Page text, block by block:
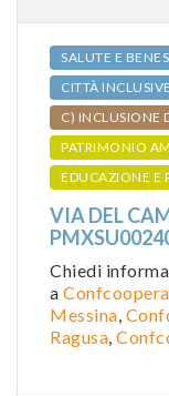
SALUTE E
CITTÀ
C) INCLUSIONE
PATRIMONIO
EDUCAZIONE E
VIA DEL
Chiedi
a
Messina,
Ragusa,